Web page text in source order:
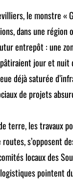
le monstre «
dans une région
entrepôt : une
jour et
déjà saturée
de projets
terre, les travaux
s’opposent
locaux des
pointent